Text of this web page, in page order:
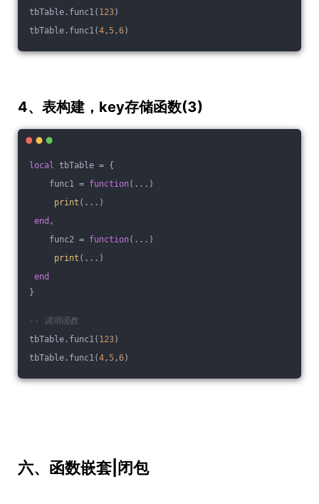
tbTable.func1( 123)
tbTable.func1(4,5,6)
4、表构建，key存储函数(3)
local tbTable = {
func1 = function(...)
print (...)
end ,
func2 = function(...)
print (...)
end
}
-- 调用函数
tbTable.func1( 123)
tbTable.func1(4,5,6)
六、函数嵌套|闭包